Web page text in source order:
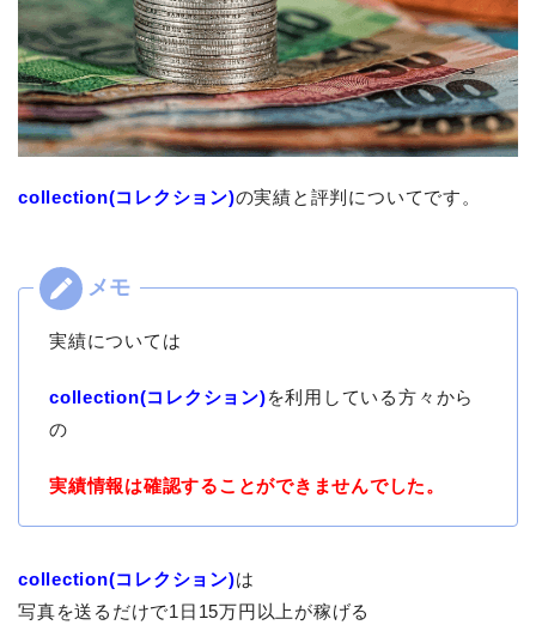
collection(コレクション)の実績と評判についてです。
実績については
collection(コレクション)を利用している方々から
の
実績情報は確認することができませんでした。
collection(コレクション)は
写真を送るだけで1日15万円以上が稼げる